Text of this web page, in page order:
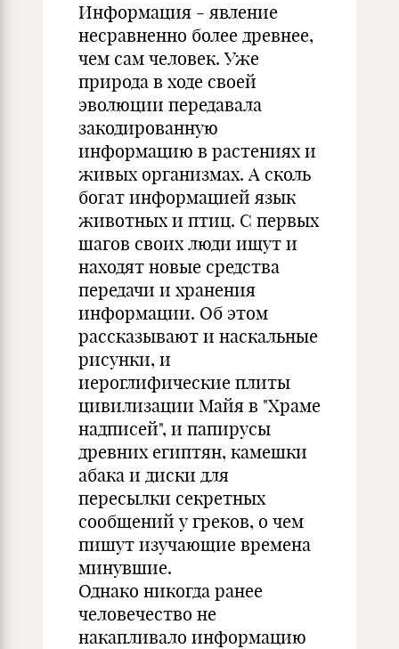
Информация - явление
несравненно более древнее,
чем сам человек. Уже
природа в ходе своей
эволюции передавала
закодированную
информацию в растениях и
живых организмах. А сколь
богат информацией язык
животных и птиц. С первых
шагов своих люди ищут и
находят новые средства
передачи и хранения
информации. Об этом
рассказывают и наскальные
рисунки, и
иероглифические плиты
цивилизации Майя в "Храме
надписей", и папирусы
древних египтян, камешки
абака и диски для
пересылки секретных
сообщений у греков, о чем
пишут изучающие времена
минувшие.
Однако никогда ранее
человечество не
накапливало информацию